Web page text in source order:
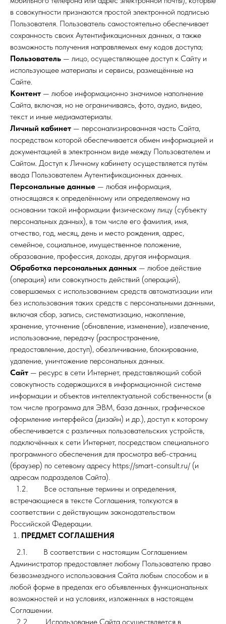
в совокупности признаются простой электронной подписью
Пользователя. Пользователь самостоятельно обеспечивает
сохранность своих Аутентификационных данных, а также
возможность получения направляемых ему кодов доступа;
Пользователь — лицо, осуществляющее доступ к Сайту и
использующее материалы и сервисы, размещённые на
Сайте.
Контент — любое информационно значимое наполнение
Сайта, включая, но не ограничиваясь, фото, аудио, видео,
текст и иные медиаматериалы.
Личный кабинет — персонализированная часть Сайта,
посредством которой обеспечивается обмен информацией и
документацией в электронном виде между Пользователем и
Сайтом. Доступ к Личному кабинету осуществляется путём
ввода Пользователем Аутентификационных данных.
Персональные данные — любая информация,
относящаяся к определённому или определяемому на
основании такой информации физическому лицу (субъекту
персональных данных), в том числе его фамилия, имя,
отчество, год, месяц, день и место рождения, адрес,
семейное, социальное, имущественное положение,
образование, профессия, доходы, другая информация.
Обработка персональных данных — любое действие
(операция) или совокупность действий (операций),
совершаемых с использованием средств автоматизации или
без использования таких средств с персональными данными,
включая сбор, запись, систематизацию, накопление,
хранение, уточнение (обновление, изменение), извлечение,
использование, передачу (распространение,
предоставление, доступ), обезличивание, блокирование,
удаление, уничтожение персональных данных.
Сайт — ресурс в сети Интернет, представляющий собой
совокупность содержащихся в информационной системе
информации и объектов интеллектуальной собственности (в
том числе программа для ЭВМ, база данных, графическое
оформление интерфейса (дизайн) и др.), доступ к которому
обеспечивается с различных пользовательских устройств,
подключённых к сети Интернет, посредством специального
программного обеспечения для просмотра веб-страниц
(браузер) по сетевому адресу https://smart-consult.ru/ (и
адресам подразделов Сайта).
1.2. Все остальные термины и определения,
встречающиеся в тексте Соглашения, толкуются в
соответствии с действующим законодательством
Российской Федерации.
ПРЕДМЕТ СОГЛАШЕНИЯ
2.1. В соответствии с настоящим Соглашением
Администратор предоставляет любому Пользователю право
безвозмездного использования Сайта любым способом и в
любой форме в пределах его объявленных функциональных
возможностей и на условиях, изложенных в настоящем
Соглашении.
2.2. Использование Сайта осуществляется в